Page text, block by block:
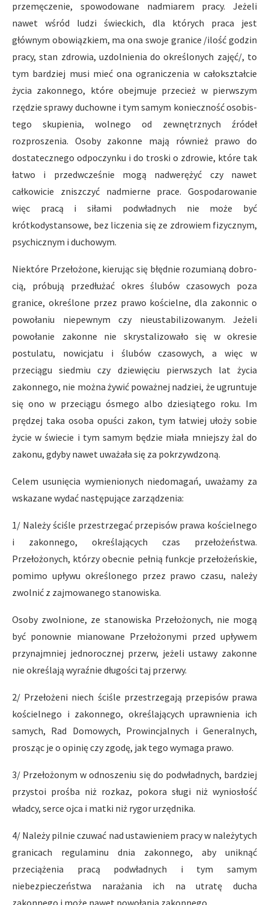
przemęczenie, spowodowane nadmiarem pracy. Jeżeli
nawet wśród ludzi świeckich, dla których praca jest
głównym obowiązkiem, ma ona swoje granice /ilość godzin
pracy, stan zdrowia, uzdolnienia do określonych zajęć/, to
tym bardziej musi mieć ona ogranicze­nia w całokształcie
życia zakonnego, które obejmuje przecież w pierwszym
rzędzie sprawy duchowne i tym samym konieczność osobis­
tego skupienia, wolnego od zewnętrznych źródeł
rozproszenia. Osoby zakonne mają również prawo do
dostatecznego odpoczynku i do troski o zdrowie, które tak
łatwo i przedwcześnie mogą nad­werężyć czy nawet
całkowicie zniszczyć nadmierne prace. Gospo­darowanie
więc pracą i siłami podwładnych nie może być
krótkodystansowe, bez liczenia się ze zdrowiem fizycznym,
psychicznym i duchowym.
Niektóre Przełożone, kierując się błędnie rozumianą dobro­
cią, próbują przedłużać okres ślubów czasowych poza
granice, określone przez prawo kościelne, dla zakonnic o
powołaniu niepew­nym czy nieustabilizowanym. Jeżeli
powołanie zakonne nie skrystalizowało się w okresie
postulatu, nowicjatu i ślubów czasowych, a więc w
przeciągu siedmiu czy dziewięciu pierwszych lat życia
zakonnego, nie można żywić poważnej nadziei, że ugruntuje
się ono w przeciągu ósmego albo dziesiątego roku. Im
prędzej taka osoba opuści zakon, tym łatwiej ułoży sobie
życie w świecie i tym sa­mym będzie miała mniejszy żal do
zakonu, gdyby nawet uważała się za pokrzywdzoną.
Celem usunięcia wymienionych niedomagań, uważamy za
wskaza­ne wydać następujące zarządzenia:
1/ Należy ściśle przestrzegać przepisów prawa kościelnego
i zakonnego, określających czas przełożeństwa.
Przełożonych, którzy obecnie pełnią funkcje przełożeńskie,
pomimo upływu określonego przez prawo czasu, należy
zwolnić z zajmowanego stanowiska.
Osoby zwolnione, ze stanowiska Przełożonych, nie mogą
być ponownie mianowane Przełożonymi przed upływem
przynajmniej jedno­rocznej przerw, jeżeli ustawy zakonne
nie określają wyraźnie dłu­gości taj przerwy.
2/ Przełożeni niech ściśle przestrzegają przepisów prawa
kościelnego i zakonnego, określających uprawnienia ich
samych, Rad Domowych, Prowincjalnych i Generalnych,
prosząc je o opinię czy zgo­dę, jak tego wymaga prawo.
3/ Przełożonym w odnoszeniu się do podwładnych, bardziej
przystoi prośba niż rozkaz, pokora sługi niż wyniosłość
władcy, serce ojca i matki niż rygor urzędnika.
4/ Należy pilnie czuwać nad ustawieniem pracy w należytych
granicach regulaminu dnia zakonnego, aby uniknąć
przeciążenia pra­cą podwładnych i tym samym
niebezpieczeństwa narażania ich na utra­tę ducha
zakonnego i może nawet powołania zakonnego.